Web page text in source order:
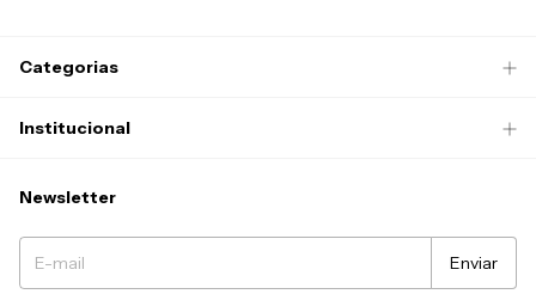
Categorias
Institucional
Newsletter